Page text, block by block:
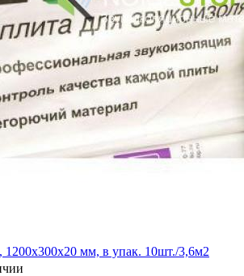
мм, в упак. 10шт./3,6м2